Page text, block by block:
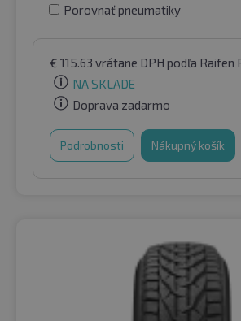
Porovnať pneumatiky
€ 115.63 vrátane DPH podľa Raifen
NA SKLADE
Doprava zadarmo
Podrobnosti Nákupný košík